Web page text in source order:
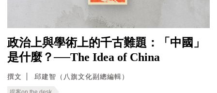
政治上與學術上的千古難題：「中國」
是什麼？──The Idea of China
撰文 邱建智（八旗文化副總編輯）